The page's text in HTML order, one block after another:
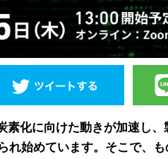
素化に向けた動きが加速し、
れ始めています。そこで、